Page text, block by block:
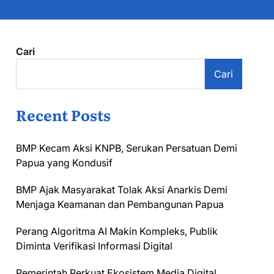
Cari
Cari
Recent Posts
BMP Kecam Aksi KNPB, Serukan Persatuan Demi
Papua yang Kondusif
BMP Ajak Masyarakat Tolak Aksi Anarkis Demi
Menjaga Keamanan dan Pembangunan Papua
Perang Algoritma AI Makin Kompleks, Publik
Diminta Verifikasi Informasi Digital